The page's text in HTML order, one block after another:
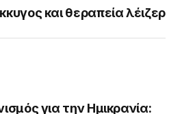
και θεραπεία λέιζερ
για την Ημικρανία: